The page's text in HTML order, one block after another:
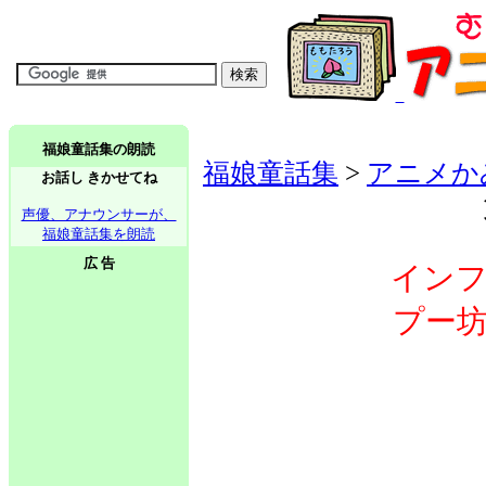
福娘童話集の朗読
お話し きかせてね
声優、アナウンサーが、
福娘童話集を朗読
広 告
福娘童話集 > アニメ
イン
プー